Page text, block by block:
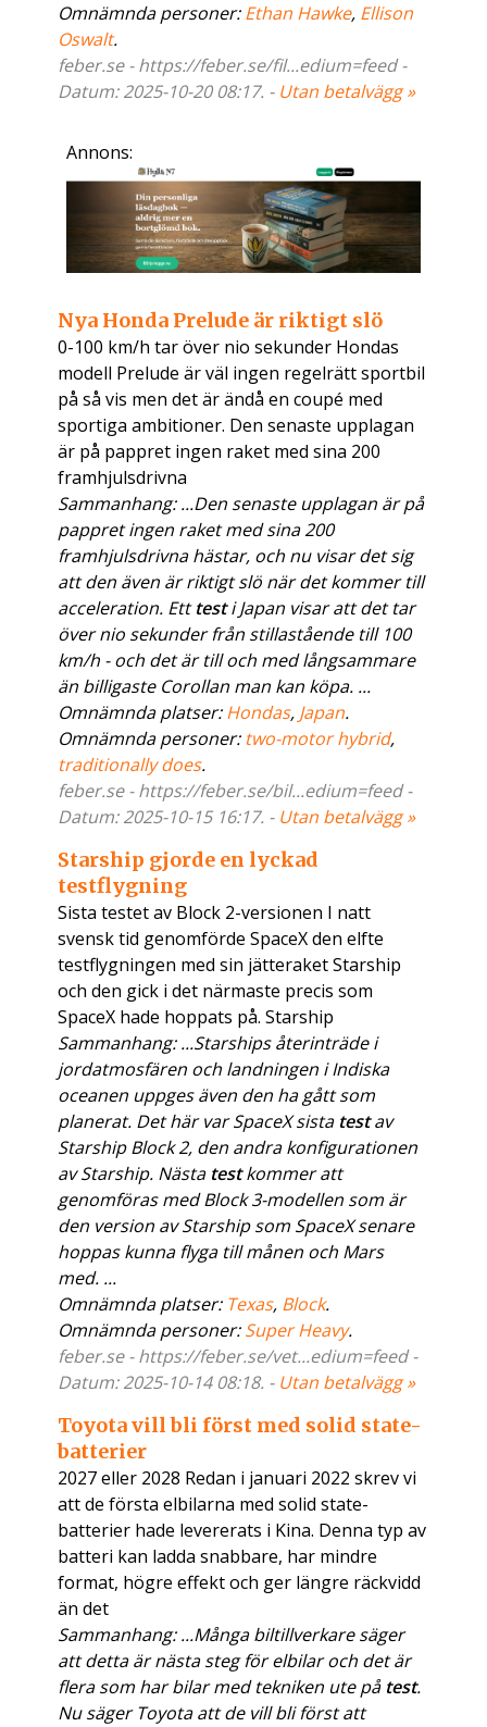
Omnämnda personer:Ethan Hawke, Ellison
Oswalt.
feber.se - https://feber.se/fil...edium=feed -
Datum: 2025-10-20 08:17. - Utan betalvägg »
Annons:
Nya Honda Prelude är riktigt slö
0-100 km/h tar över nio sekunder Hondas
modell Prelude är väl ingen regelrätt sportbil
på så vis men det är ändå en coupé med
sportiga ambitioner. Den senaste upplagan
är på pappret ingen raket med sina 200
framhjulsdrivna
Sammanhang: ...Den senaste upplagan är på
pappret ingen raket med sina 200
framhjulsdrivna hästar, och nu visar det sig
att den även är riktigt slö när det kommer till
acceleration. Etttesti Japan visar att det tar
över nio sekunder från stillastående till 100
km/h - och det är till och med långsammare
än billigaste Corollan man kan köpa. ...
Omnämnda platser:Hondas, Japan.
Omnämnda personer: two-motor hybrid,
traditionally does.
feber.se - https://feber.se/bil...edium=feed -
Datum: 2025-10-15 16:17. - Utan betalvägg »
Starship gjorde en lyckad
testflygning
Sista testet av Block 2-versionen I natt
svensk tid genomförde SpaceX den elfte
testflygningen med sin jätteraket Starship
och den gick i det närmaste precis som
SpaceX hade hoppats på. Starship
Sammanhang: ...Starships återinträde i
jordatmosfären och landningen i Indiska
oceanen uppges även den ha gått som
planerat. Det här var SpaceX sista testav
Starship Block 2, den andra konfigurationen
av Starship. Nästa testkommer att
genomföras med Block 3-modellen som är
den version av Starship som SpaceX senare
hoppas kunna flyga till månen och Mars
med. ...
Omnämnda platser: Texas, Block.
Omnämnda personer:Super Heavy.
feber.se - https://feber.se/vet...edium=feed -
Datum: 2025-10-14 08:18. - Utan betalvägg »
Toyota vill bli först med solid state-
batterier
2027 eller 2028 Redan i januari 2022 skrev vi
att de första elbilarna med solid state-
batterier hade levererats i Kina. Denna typ av
batteri kan ladda snabbare, har mindre
format, högre effekt och ger längre räckvidd
än det
Sammanhang: ...Många biltillverkare säger
att detta är nästa steg för elbilar och det är
flera som har bilar med tekniken ute på test.
Nu säger Toyota att de vill bli först att